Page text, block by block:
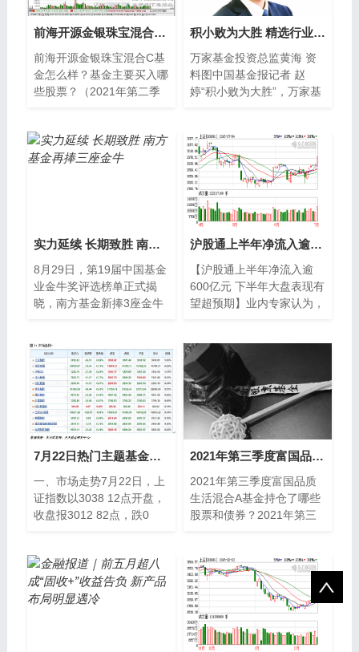
前海开源金银珠宝混合C基金怎么样？基金主要买入哪些股票？（2021年第二季度）
前海开源金银珠宝混合C基
金怎么样？基金主要买入哪
些股票？（2021年第二季
金2021年第二季
积小败为大胜 精选行业逆向投资
万家基金投资总监黄海 资
料图中国基金报记者 赵
婷“积小败为大胜”，万家基
市场上演的这场战役
实力延续 长期致胜 南方基金再捧三座金牛
8月29日，第19届中国基金
业金牛奖评选榜单正式揭
晓，南方基金新捧3座金牛
金第6度荣获“被动投
沪股通上半年净流入逾600亿 沪指已触及“牛熊分界线”
【沪股通上半年净流入逾
600亿元 下半年大盘表现有
望超预期】业内专家认为，
市值得期待...
7月22日热门主题基金及龙头股分析
一、市场走势7月22日，上
证指数以3038 12点开盘，
收盘报3012 82点，跌0
2021年第三季度富国品质生活混合A基金持仓了哪些股票和债券？2021年第三季度基金行业怎么配置？
2021年第三季度富国品质
生活混合A基金持仓了哪些
股票和债券？2021年第三
质生活混合A基金